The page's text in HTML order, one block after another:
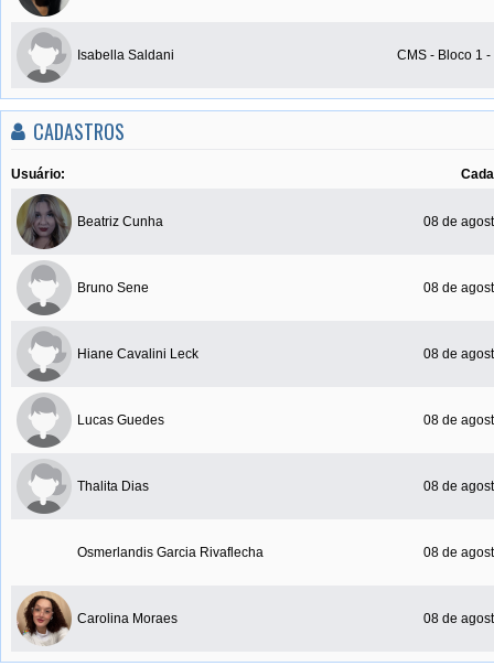
Isabella Saldani CMS - Bloco 1 -
CADASTROS
Usuário:
Beatriz Cunha 08 de
Bruno Sene 08 de
Hiane Cavalini Leck 08 de
Lucas Guedes 08 de
Thalita Dias 08 de
Osmerlandis Garcia Rivaflecha 08 de
Carolina Moraes 08 de